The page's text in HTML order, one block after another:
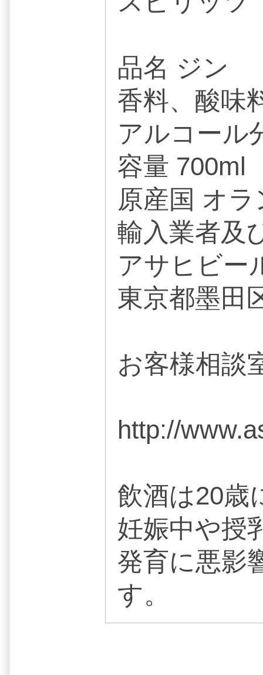
品名 ジン
香料、酸味
アルコール
容量 700ml
原産国 オラ
輸入業者及
アサヒビー
東京都墨田
お客様相談
http://
飲酒は20歳
妊娠中や授
発育に悪影
す。